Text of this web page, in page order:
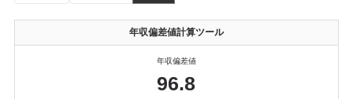
年収偏差値計算ツール
年収偏差値
96.8